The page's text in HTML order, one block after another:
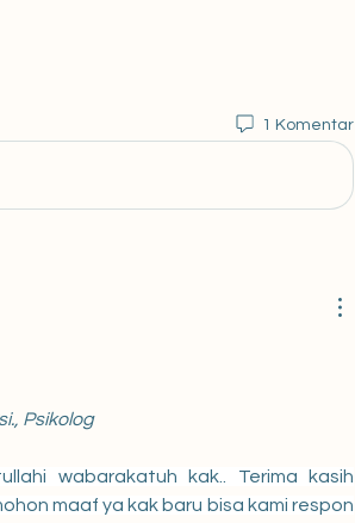
1 Komentar
Psikolog
wabarakatuh kak.. Terima kasih
maaf ya kak baru bisa kami respon